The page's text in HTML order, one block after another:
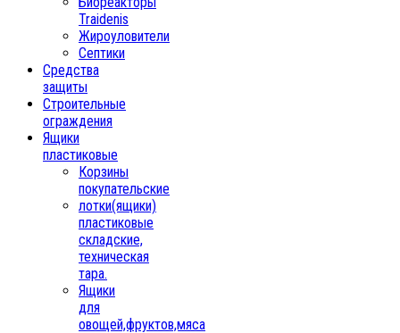
Traidenis
Жироуловители
Септики
Средства
защиты
Строительные
ограждения
Ящики
пластиковые
Корзины
покупательские
лотки(ящики)
пластиковые
складские,
техническая
тара.
Ящики
для
овощей,фруктов,мяса